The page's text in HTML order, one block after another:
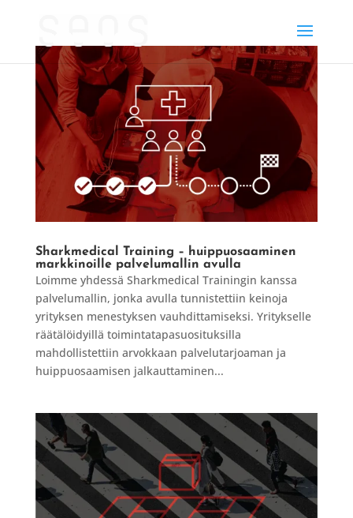
Sharkmedical Training – huippuosaaminen
markkinoille palvelumallin avulla
Loimme yhdessä Sharkmedical Trainingin kanssa
palvelumallin, jonka avulla tunnistettiin keinoja
yrityksen menestyksen vauhdittamiseksi. Yritykselle
räätälöidyillä toimintatapasuosituksilla
mahdollistettiin arvokkaan palvelutarjoaman ja
huippuosaamisen jalkauttaminen...